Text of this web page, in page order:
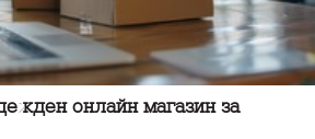
онлайн магазин за